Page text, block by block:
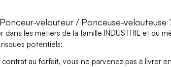
velouteur / Ponceuse-velouteuse
les métiers de la famille INDUSTRIE et du
potentiels:
contrat au forfait, vous ne parvenez pas à livrer